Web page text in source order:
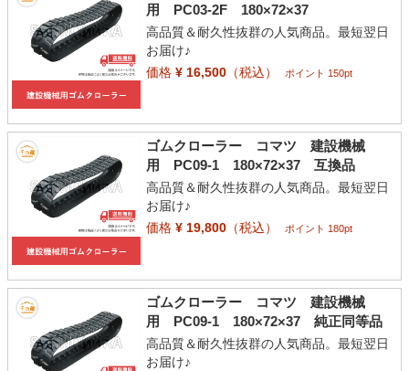
用 PC03-2F 180×72×37
高品質＆耐久性抜群の人気商品。最短翌日
お届け♪
価格¥ 16,500（税込） ポイント 150pt
ゴムクローラー コマツ 建設機械
用 PC09-1 180×72×37 互換品
高品質＆耐久性抜群の人気商品。最短翌日
お届け♪
価格¥ 19,800（税込） ポイント 180pt
ゴムクローラー コマツ 建設機械
用 PC09-1 180×72×37 純正同等品
高品質＆耐久性抜群の人気商品。最短翌日
お届け♪